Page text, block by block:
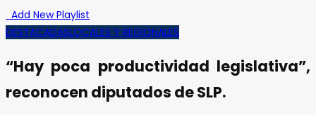
Add New Playlist
DESTACADASLOCALES Y REGIONALES
“Hay poca productividad legislativa”,
reconocen diputados de SLP.